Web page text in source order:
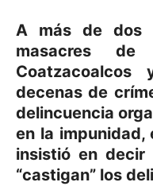
A más de dos
masacres
decenas de
delincuencia
en la impunidad,
insistió en
“castigan” los